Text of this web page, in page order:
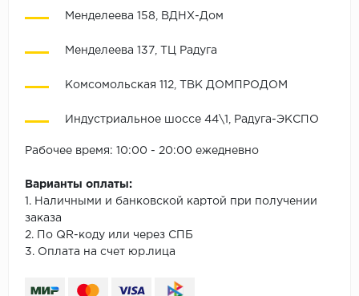
Менделеева 158, ВДНХ-Дом
Менделеева 137, ТЦ Радуга
Комсомольская 112, ТВК ДОМПРОДОМ
Индустриальное шоссе 44\1, Радуга-ЭКСПО
Рабочее время: 10:00 - 20:00 ежедневно
Варианты оплаты:
1. Наличными и банковской картой при получении
заказа
2. По QR-коду или через СПБ
3. Оплата на счет юр.лица